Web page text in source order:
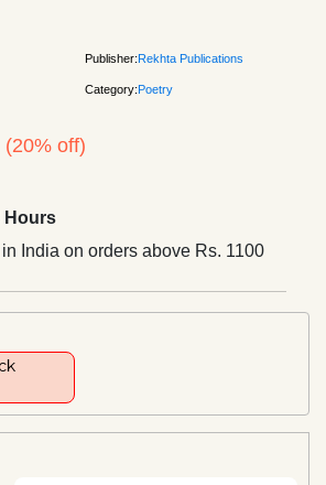
Publisher:Rekhta Publications
Category:Poetry
(20% off)
Hours
in India on orders above Rs. 1100